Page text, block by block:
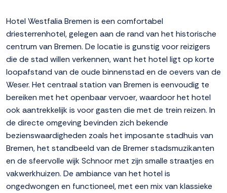
Hotel Westfalia Bremen is een comfortabel
driesterrenhotel, gelegen aan de rand van het historische
centrum van Bremen. De locatie is gunstig voor reizigers
die de stad willen verkennen, want het hotel ligt op korte
loopafstand van de oude binnenstad en de oevers van de
Weser. Het centraal station van Bremen is eenvoudig te
bereiken met het openbaar vervoer, waardoor het hotel
ook aantrekkelijk is voor gasten die met de trein reizen. In
de directe omgeving bevinden zich bekende
bezienswaardigheden zoals het imposante stadhuis van
Bremen, het standbeeld van de Bremer stadsmuzikanten
en de sfeervolle wijk Schnoor met zijn smalle straatjes en
vakwerkhuizen. De ambiance van het hotel is
ongedwongen en functioneel, met een mix van klassieke